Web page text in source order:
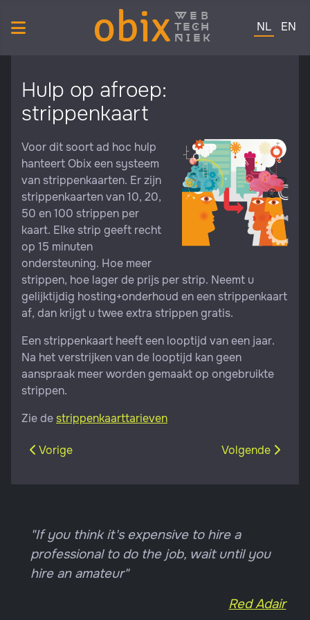
obix web
tech
niek
Selecteer
NL EN
"If you think it's expensive to hire a
professional to do the job, wait until you
hire an amateur"
Red Adair
Hulp op afroep:
strippenkaart
Voor dit soort ad hoc hulp
hanteert Obix een systeem
van strippenkaarten. Er zijn
strippenkaarten van 10, 20,
50 en 100 strippen per
kaart. Elke strip geeft recht
op 15 minuten
ondersteuning. Hoe meer
strippen, hoe lager de prijs per strip. Neemt u
gelijktijdig hosting+onderhoud en een strippenkaart
af, dan krijgt u twee extra strippen gratis.
Een strippenkaart heeft een looptijd van een jaar.
Na het verstrijken van de looptijd kan geen
aanspraak meer worden gemaakt op ongebruikte
strippen.
Zie de strippenkaarttarieven
Vorig artikel: Aanvullende diensten
Vorige Volgende
Volgende